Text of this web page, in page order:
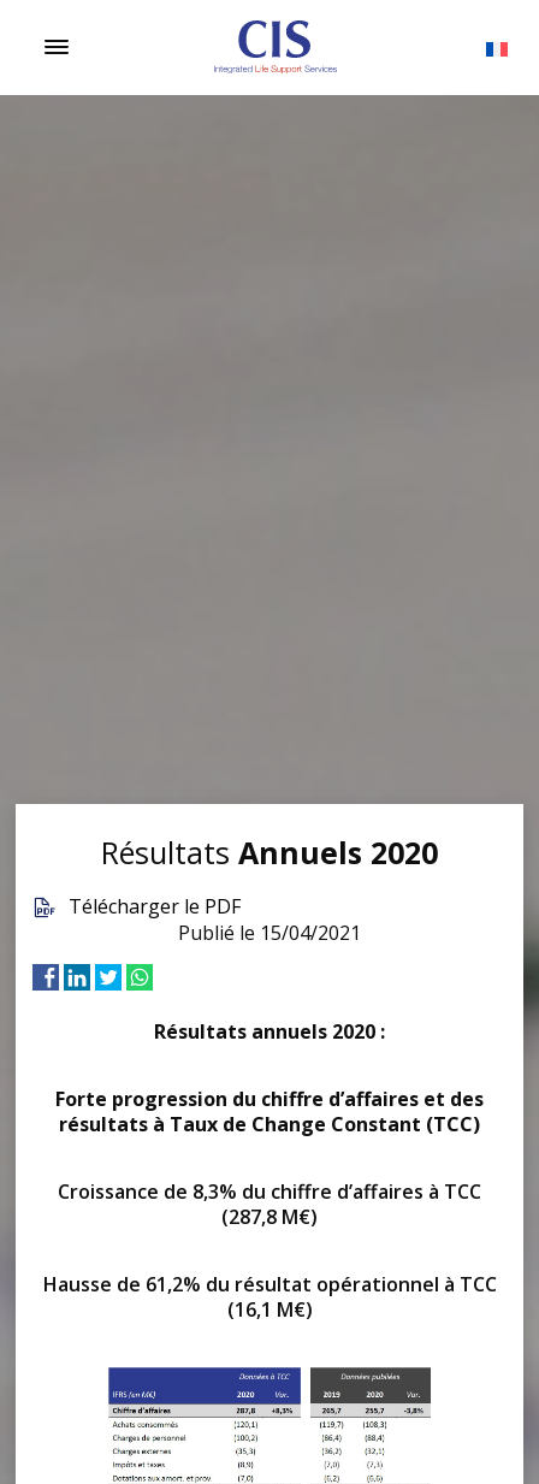
Résultats Annuels 2020
Télécharger le PDF
Publié le 15/04/2021
Résultats annuels 2020 :
Forte progression du chiffre d’affaires et des
résultats à Taux de Change Constant (TCC)
Croissance de 8,3% du chiffre d’affaires à TCC
(287,8 M€)
Hausse de 61,2% du résultat opérationnel à TCC
(16,1 M€)